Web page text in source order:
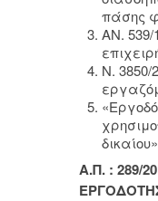
πάσης
ΑΝ. 539/
Ν. 3850/
Α.Π. : 289/